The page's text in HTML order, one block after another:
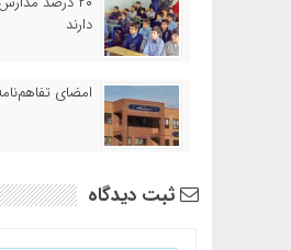
دارند
امضای
ثبت دیدگاه